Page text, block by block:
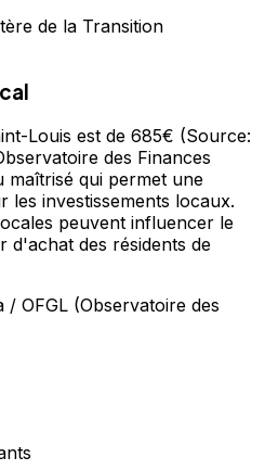
de la Transition
Louis est de 685€ (Source:
des Finances
maîtrisé qui permet une
investissements locaux.
peuvent influencer le
d'achat des résidents de
/ OFGL (Observatoire des